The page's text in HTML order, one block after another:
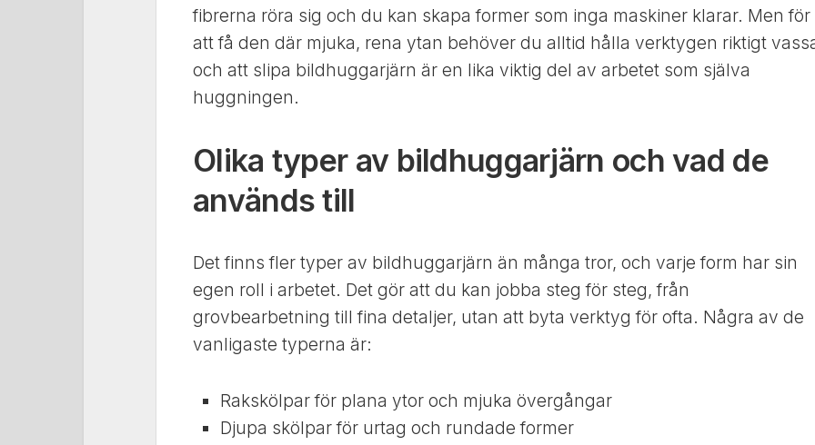
fibrerna röra sig och du kan skapa former som inga maskiner klarar. Men för
att få den där mjuka, rena ytan behöver du alltid hålla verktygen riktigt
och att slipa bildhuggarjärn är en lika viktig del av arbetet som själva
huggningen.
Olika typer av bildhuggarjärn och vad de
används till
Det finns fler typer av bildhuggarjärn än många tror, och varje form har sin
egen roll i arbetet. Det gör att du kan jobba steg för steg, från
grovbearbetning till fina detaljer, utan att byta verktyg för ofta. Några av de
vanligaste typerna är:
Rakskölpar för plana ytor och mjuka övergångar
Djupa skölpar för urtag och rundade former